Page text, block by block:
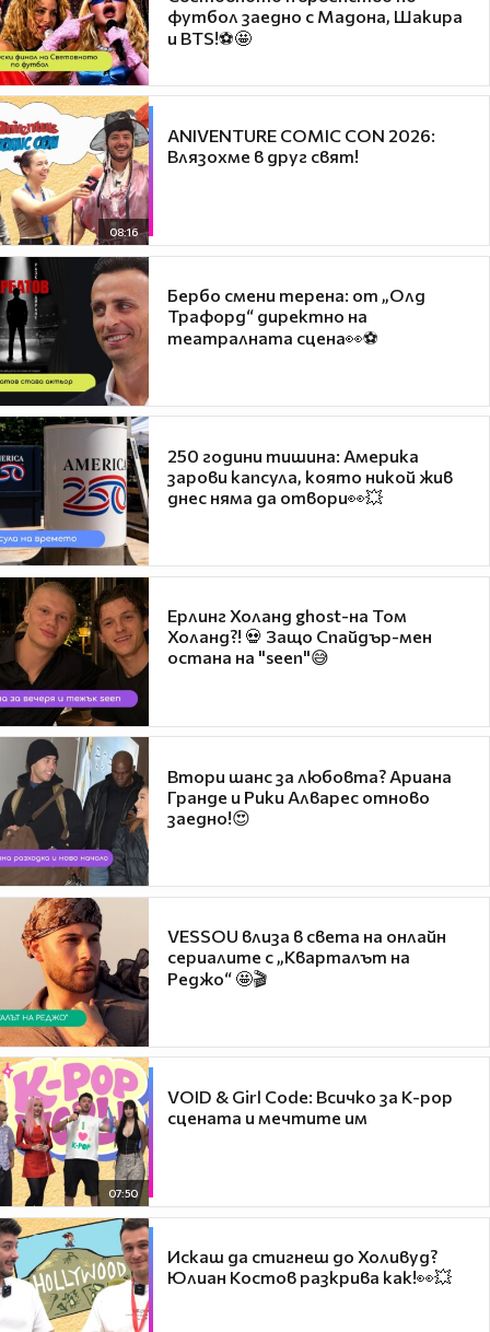
футбол заедно с Мадона, Шакира
и BTS!⚽🤩
08:16
ANIVENTURE COMIC CON 2026:
Влязохме в друг свят!
Бербо смени терена: от „Олд
Трафорд“ директно на
театралната сцена👀⚽
250 години тишина: Америка
зарови капсула, която никой жив
днес няма да отвори👀💥
Ерлинг Холанд ghost-на Том
Холанд?! 💀 Защо Спайдър-мен
остана на "seen"😅
Втори шанс за любовта? Ариана
Гранде и Рики Алварес отново
заедно!😍
VESSOU влиза в света на онлайн
сериалите с „Кварталът на
Реджо“ 🤩🎬
07:50
VOID & Girl Code: Всичко за K-pop
сцената и мечтите им
Искаш да стигнеш до Холивуд?
Юлиан Костов разкрива как!👀💥